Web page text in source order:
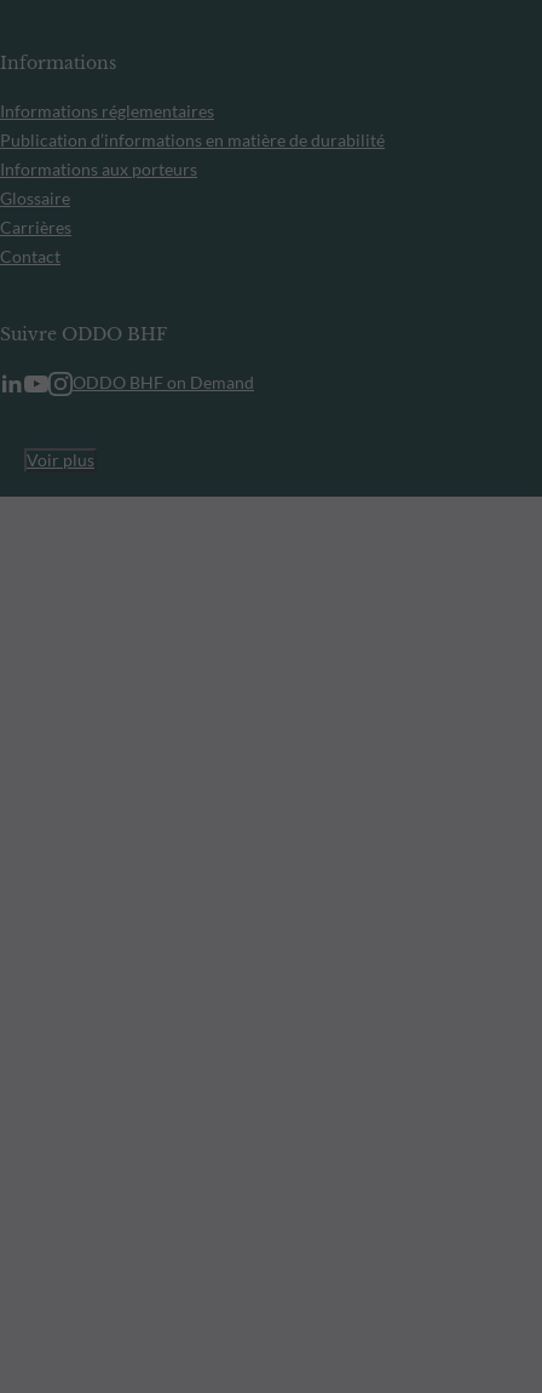
Informations
Informations réglementaires
Publication d’informations en matière de durabilité
Informations aux porteurs
Glossaire
Carrières
Contact
Suivre ODDO BHF
ODDO BHF on Demand
Voir plus